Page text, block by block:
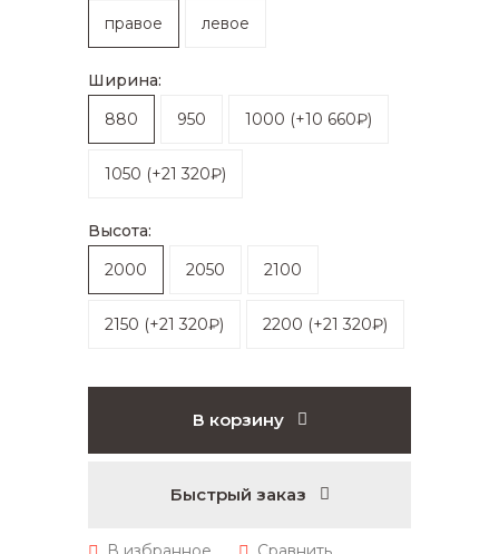
правое
левое
Ширина:
880
950 1000 (+10 660₽)
1050 (+21 320₽)
Высота:
2000
2050 2100
2150 (+21 320₽) 2200 (+21 320₽)
В корзину
Быстрый заказ